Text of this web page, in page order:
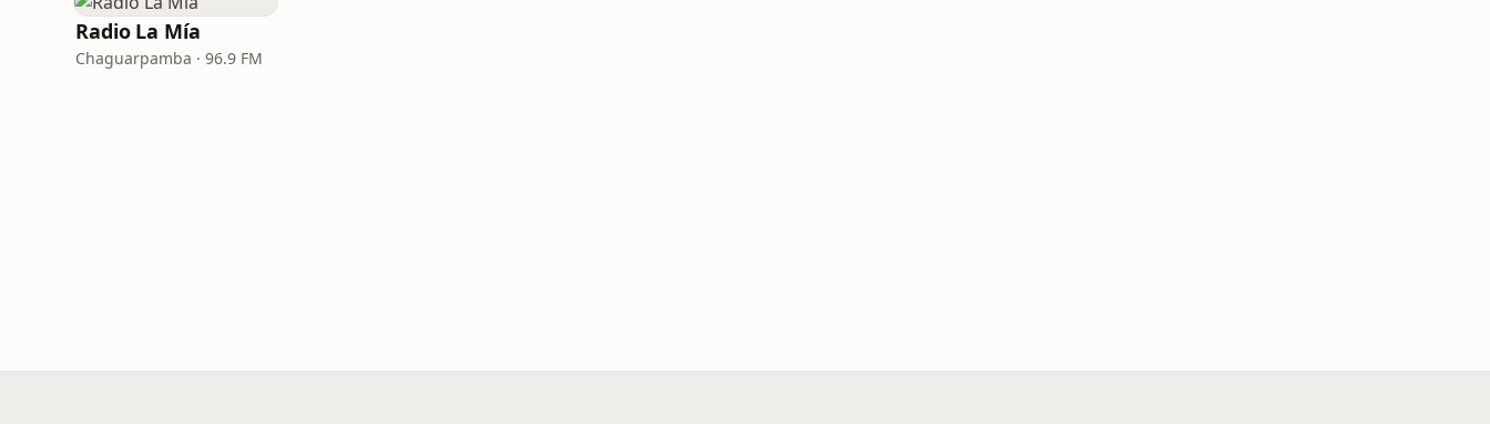
Radio La Mía
Chaguarpamba · 96.9 FM